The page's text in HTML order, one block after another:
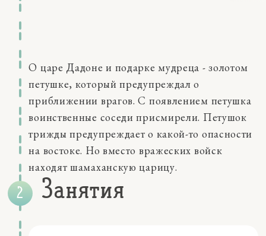
мышление
память
Качества
внимание
внутренние чувства
воображение
коммуникации
самосознание
социальные эмоции
Персонажи
О царе Дадоне и подарке мудреца - золотом
петушке, который предупреждал о
приближении врагов. С появлением петушка
воинственные соседи присмирели. Петушок
трижды предупреждает о какой-то опасности
на востоке. Но вместо вражеских войск
находят шамаханскую царицу.
Занятия